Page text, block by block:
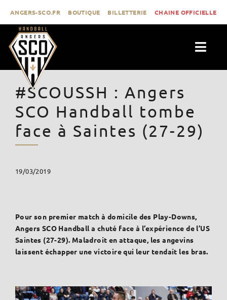
contenu
ANGERS-SCO.FR BOUTIQUE BILLETTERIE CHAINE OFFICIELLE
ACTUALITÉS
CLUB
PROLIGUE
FORMATION
#SCOUSSH : Angers
SCO Handball tombe
face à Saintes (27-29)
19/03/2019
Pour son premier match à domicile des Play-Downs,
Angers SCO Handball a chuté face à l’expérience de l’US
Saintes (27-29). Maladroit en attaque, les angevins
laissent échapper une victoire qui leur tendait les bras.